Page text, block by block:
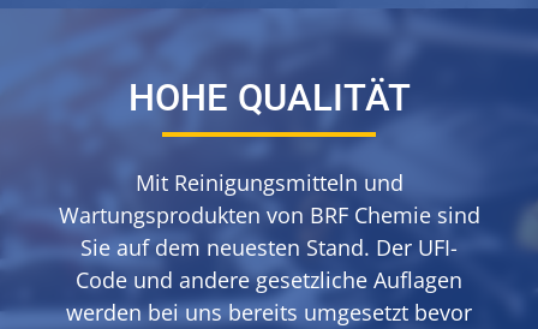
HOHE QUALITÄT
Mit Reinigungsmitteln und
Wartungsprodukten von BRF Chemie sind
Sie auf dem neuesten Stand. Der UFI-
Code und andere gesetzliche Auflagen
werden bei uns bereits umgesetzt bevor